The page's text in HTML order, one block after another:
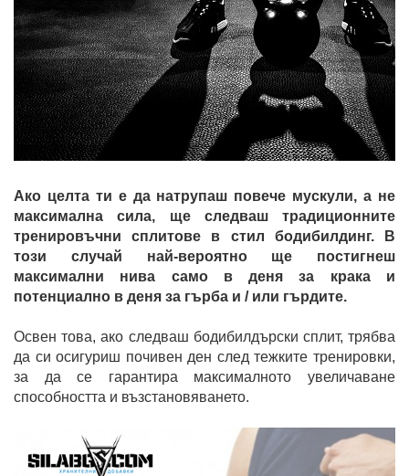
Ако целта ти е да натрупаш повече мускули, а не
максимална сила, ще следваш традиционните
тренировъчни сплитове в стил бодибилдинг. В
този случай най-вероятно ще постигнеш
максимални нива само в деня за крака и
потенциално в деня за гърба и / или гърдите.
Освен това, ако следваш бодибилдърски сплит, трябва
да си осигуриш почивен ден след тежките тренировки,
за да се гарантира максималното увеличаване
способността и възстановяването.